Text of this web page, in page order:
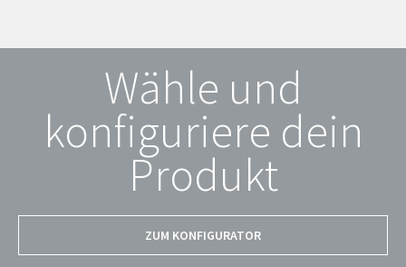
Wähle und
konfiguriere dein
Produkt
ZUM KONFIGURATOR